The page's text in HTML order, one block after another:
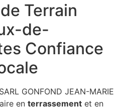
Terrain
de-
Confiance
GONFOND JEAN-MARIE
en terrassement et en